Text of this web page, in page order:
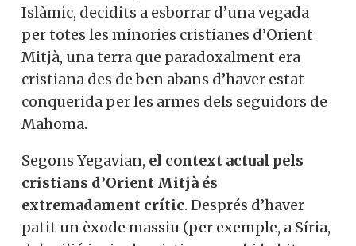
Islàmic, decidits a esborrar d’una vegada
per totes les minories cristianes d’Orient
Mitjà, una terra que paradoxalment era
cristiana des de ben abans d’haver estat
conquerida per les armes dels seguidors de
Mahoma.
Segons Yegavian, el context actual pels
cristians d’Orient Mitjà és
extremadament crític. Després d’haver
patit un èxode massiu (per exemple, a Síria,